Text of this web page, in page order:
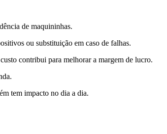
de maquininhas.
ou substituição em caso de falhas.
contribui para melhorar a margem de lucro.
tem impacto no dia a dia.